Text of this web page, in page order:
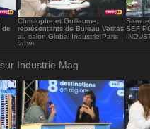
de
Christophe et Guillaume,
représentants de Bureau Veritas
au salon Global Industrie Paris
2026
SEF
Industrie Mag